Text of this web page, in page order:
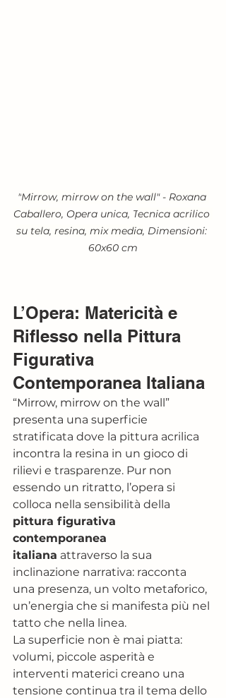
"Mirrow, mirrow on the wall" - Roxana
Caballero, Opera unica, Tecnica acrilico
su tela, resina, mix media, Dimensioni:
60x60 cm
L’Opera: Matericità e
Riflesso nella Pittura
Figurativa
Contemporanea Italiana
“Mirrow, mirrow on the wall”
presenta una superficie
stratificata dove la pittura acrilica
incontra la resina in un gioco di
rilievi e trasparenze. Pur non
essendo un ritratto, l’opera si
colloca nella sensibilità della
pittura figurativa
contemporanea
italiana attraverso la sua
inclinazione narrativa: racconta
una presenza, un volto metaforico,
un’energia che si manifesta più nel
tatto che nella linea.
La superficie non è mai piatta:
volumi, piccole asperità e
interventi materici creano una
tensione continua tra il tema dello